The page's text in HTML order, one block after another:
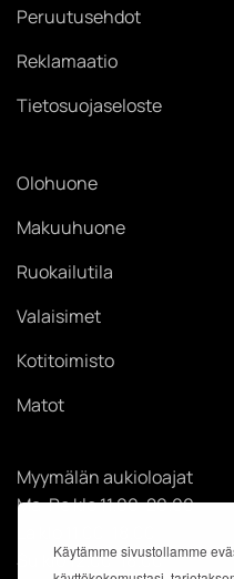
Käytämme sivustollamme
Peruutusehdot
Reklamaatio
Tietosuojaseloste
Olohuone
Makuuhuone
Ruokailutila
Valaisimet
Kotitoimisto
Matot
Myymälän aukioloajat
Ma-Pe klo 11.00-20.00
Su klo 12.00-18.00